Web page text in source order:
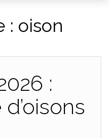
: oison
: